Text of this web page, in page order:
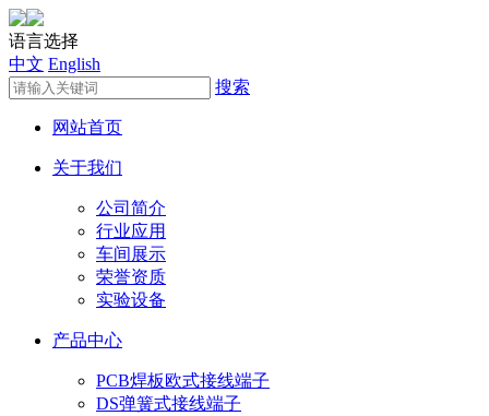
语言选择
中文 English
搜索
网站首页
关于我们
公司简介
行业应用
车间展示
荣誉资质
实验设备
产品中心
PCB焊板欧式接线端子
DS弹簧式接线端子